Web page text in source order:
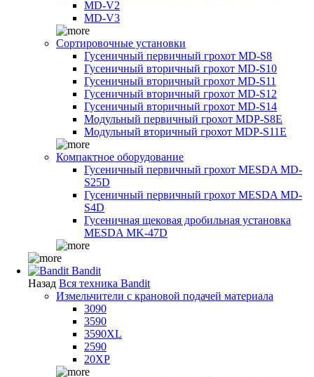
MD-V2
MD-V3
Сортировочные установки
Гусеничный первичный грохот MD-S8
Гусеничный вторичный грохот MD-S10
Гусеничный вторичный грохот MD-S11
Гусеничный вторичный грохот MD-S12
Гусеничный вторичный грохот MD-S14
Модульный первичный грохот MDP-S8E
Модульный вторичный грохот MDP-S11E
Компактное оборудование
Гусеничный первичный грохот MESDA MD-
S25D
Гусеничный первичный грохот MESDA MD-
S4D
Гусеничная щековая дробильная установка
MESDA MK-47D
Bandit
Назад Вся техника Bandit
Измельчители с крановой подачей материала
3090
3590
3590XL
2590
20XP